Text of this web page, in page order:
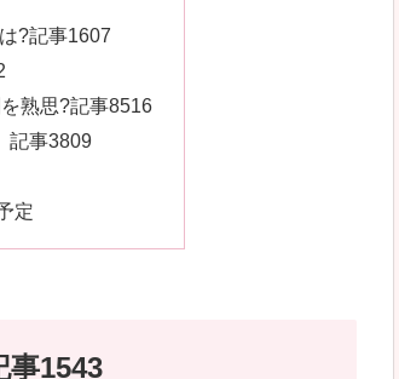
?記事1607
熟思?記事8516
記事3809
定
1543